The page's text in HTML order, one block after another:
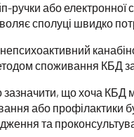
ручки або електронної
сполуці швидко
споживання КБД
що хоча КБД
або профілактики
та